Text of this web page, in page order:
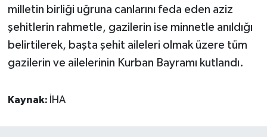
milletin birliği uğruna canlarını feda eden aziz
şehitlerin rahmetle, gazilerin ise minnetle anıldığı
belirtilerek, başta şehit aileleri olmak üzere tüm
gazilerin ve ailelerinin Kurban Bayramı kutlandı.
Kaynak: İHA